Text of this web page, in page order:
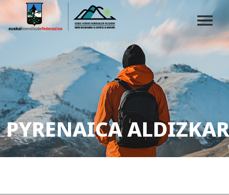
PYRENAICA